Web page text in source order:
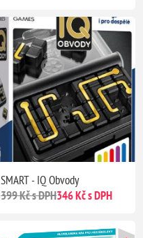
SMART - IQ Obvody
399 Kč s DPH346 Kč s DPH